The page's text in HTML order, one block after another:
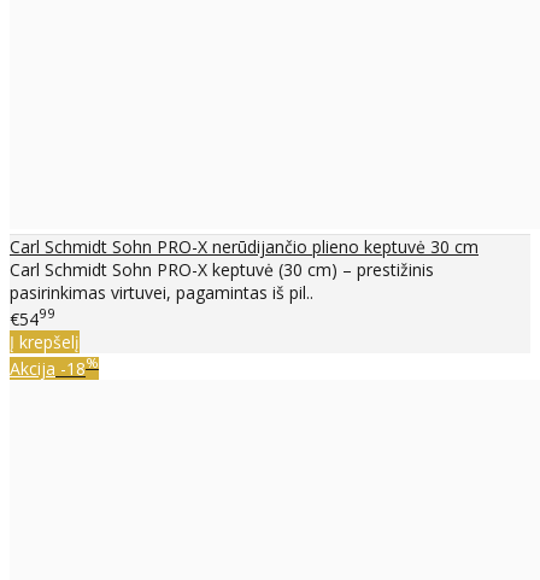
Carl Schmidt Sohn PRO-X nerūdijančio plieno keptuvė 30 cm
Carl Schmidt Sohn PRO-X keptuvė (30 cm) – prestižinis
pasirinkimas virtuvei, pagamintas iš pil..
€5499
Į krepšelį
Akcija -18%